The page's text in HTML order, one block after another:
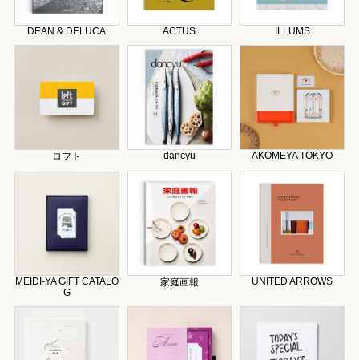
DEAN & DELUCA ACTUS ILLUMS
ロフト dancyu AKOMEYA TOKYO
MEIDI-YA GIFT CATALO
G
家庭画報 UNITED ARROWS